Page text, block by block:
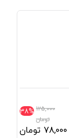
38%125,000
تومان
78,000 تومان